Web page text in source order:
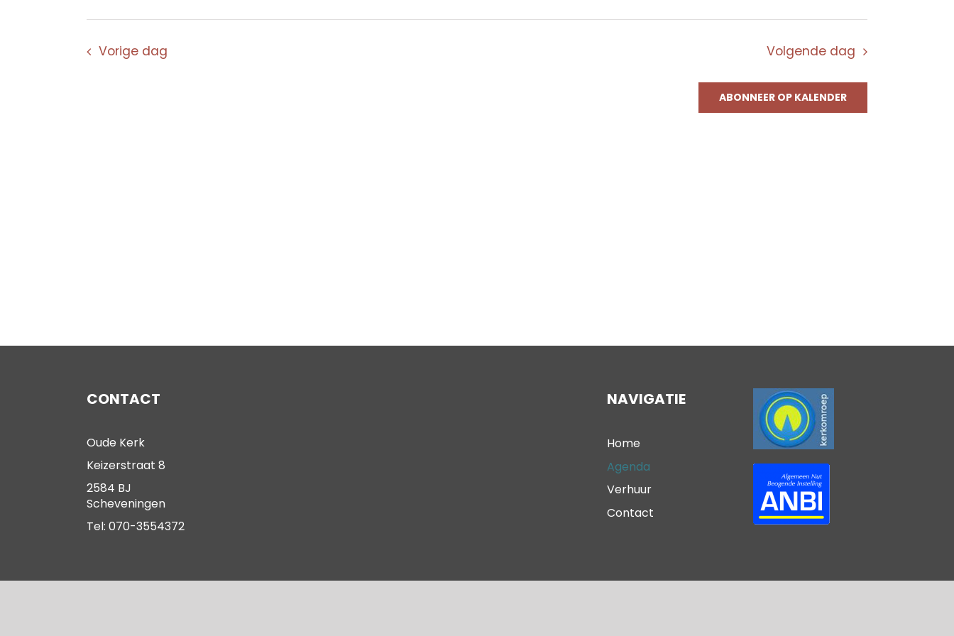
Vorige dag Volgende dag
ABONNEER OP KALENDER
CONTACT
Oude Kerk
Keizerstraat 8
2584 BJ
Scheveningen
Tel: 070-3554372
NAVIGATIE
Home
Agenda
Verhuur
Contact